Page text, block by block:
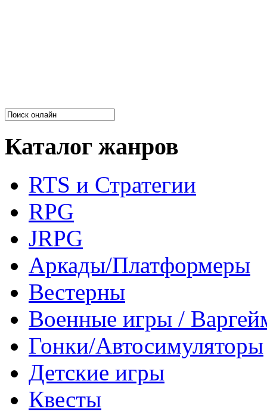
Каталог жанров
RTS и Стратегии
RPG
JRPG
Аркады/Платформеры
Вестерны
Военные игры /
Гонки/Автосимуляторы
Детские игры
Квесты